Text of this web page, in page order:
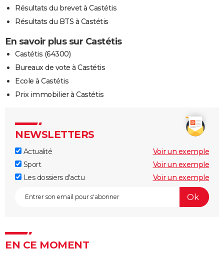
Résultats du brevet à Castétis
Résultats du BTS à Castétis
En savoir plus sur Castétis
Castétis (64300)
Bureaux de vote à Castétis
Ecole à Castétis
Prix immobilier à Castétis
NEWSLETTERS
Actualité
Voir un exemple
Sport
Voir un exemple
Les dossiers d'actu
Voir un exemple
EN CE MOMENT